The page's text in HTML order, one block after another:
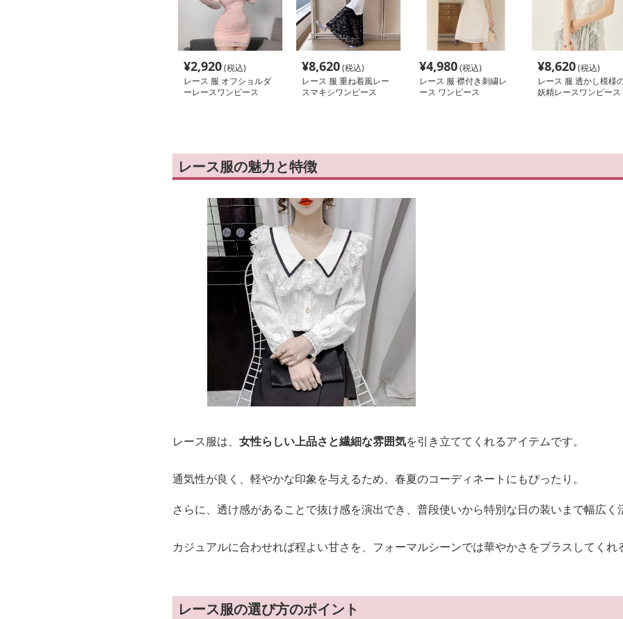
¥2,920(税込)
レース 服 オフショルダ
ーレースワンピース
¥8,620(税込)
レース 服 重ね着風レー
スマキシワンピース
¥4,980(税込)
レース 服 襟付き刺繍レ
ース ワンピース
¥8,620(税込)
レース 服 透かし模様
妖精レースワンピース
レース服の魅力と特徴
レース服は、 女性らしい上品さと繊細な雰囲気を引き立ててくれるアイテムです。
通気性が良く、軽やかな印象を与えるため、春夏のコーディネートにもぴったり。
さらに、透け感があることで抜け感を演出でき、普段使いから特別な日の装いまで幅広く
カジュアルに合わせれば程よい甘さを、フォーマルシーンでは華やかさをプラスしてくれ
レース服の選び方のポイント